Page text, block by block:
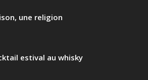
une religion
estival au whisky